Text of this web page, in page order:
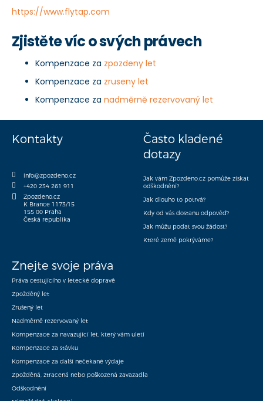
https://www.flytap.com
Zjistěte víc o svých právech
Kompenzace za zpozdeny let
Kompenzace za zruseny let
Kompenzace za nadměrně rezervovaný let
Kontakty
Často kladené
dotazy
info@zpozdeno.cz
+420 234 261 911
Zpozdeno.cz
K Brance 1173/15
155 00 Praha
Česká republika
Jak vám Zpozdeno.cz pomůže získat
odškodnění?
Jak dlouho to potrvá?
Kdy od vás dostanu odpověď?
Jak můžu podat svou žádost?
Které země pokrýváme?
Znejte svoje práva
Práva cestujícího v letecké dopravě
Zpožděný let
Zrušený let
Nadměrně rezervovaný let
Kompenzace za navazující let, který vám uletí
Kompenzace za stávku
Kompenzace za další nečekané výdaje
Zpožděná, ztracená nebo poškozená zavazadla
Odškodnění